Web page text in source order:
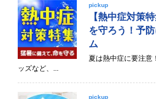
pickup
【熱中症対策
を守ろう！予
ム
夏は熱中症に要注意
ッズなど、...
pickup